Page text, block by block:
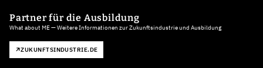
Partner für die Ausbildung
What about ME — Weitere Informationen zur Zukunftsindustrie und Ausbildung
ZUKUNFTSINDUSTRIE.DE